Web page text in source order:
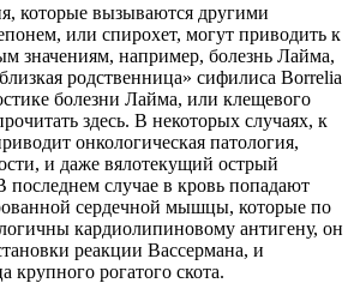
которые вызываются другими
или спирохет, могут приводить к
значениям, например, болезнь Лайма,
родственница» сифилиса Borrelia
болезни Лайма, или клещевого
здесь. В некоторых случаях, к
онкологическая патология,
и даже вялотекущий острый
последнем случае в кровь попадают
сердечной мышцы, которые по
кардиолипиновому антигену, он
реакции Вассермана, и
крупного рогатого скота.